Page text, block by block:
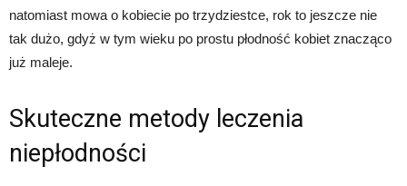
natomiast mowa o kobiecie po trzydziestce, rok to jeszcze nie
tak dużo, gdyż w tym wieku po prostu płodność kobiet znacząco
już maleje.
Skuteczne metody leczenia
niepłodności